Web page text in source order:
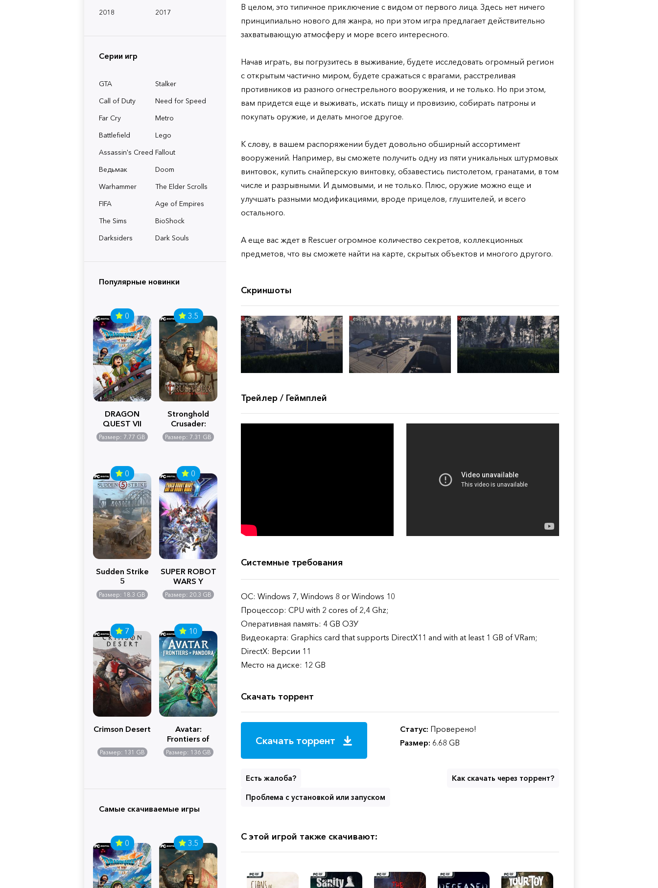
2018
2017
Серии игр
GTA
Stalker
Call of Duty
Need for Speed
Far Cry
Metro
Battlefield
Lego
Assassin's Creed Fallout
Ведьмак
Doom
Warhammer
The Elder Scrolls
FIFA
Age of Empires
The Sims
BioShock
Darksiders
Dark Souls
Популярные новинки
0
DRAGON
QUEST VII
Reimagined
Размер: 7.77 GB
3.5
Stronghold
Crusader:
Definitive
Edition
Размер: 7.31 GB
0
Sudden Strike
5
Размер: 18.3 GB
0
SUPER ROBOT
WARS Y
Размер: 20.3 GB
7
Crimson Desert
Размер: 131 GB
10
Avatar:
Frontiers of
Pandora
Размер: 136 GB
Самые скачиваемые игры
0 3.5
В целом, это типичное приключение с видом от первого лица. Здесь нет ничего
принципиально нового для жанра, но при этом игра предлагает действительно
захватывающую атмосферу и море всего интересного.
Начав играть, вы погрузитесь в выживание, будете исследовать огромный регион
с открытым частично миром, будете сражаться с врагами, расстреливая
противников из разного огнестрельного вооружения, и не только. Но при этом,
вам придется еще и выживать, искать пищу и провизию, собирать патроны и
покупать оружие, и делать многое другое.
К слову, в вашем распоряжении будет довольно обширный ассортимент
вооружений. Например, вы сможете получить одну из пяти уникальных штурмовых
винтовок, купить снайперскую винтовку, обзавестись пистолетом, гранатами, в том
числе и разрывными. И дымовыми, и не только. Плюс, оружие можно еще и
улучшать разными модификациями, вроде прицелов, глушителей, и всего
остального.
А еще вас ждет в Rescuer огромное количество секретов, коллекционных
предметов, что вы сможете найти на карте, скрытых объектов и многого другого.
Скриншоты
Трейлер / Геймплей
Системные требования
ОС: Windows 7, Windows 8 or Windows 10
Процессор: CPU with 2 cores of 2,4 Ghz;
Оперативная память: 4 GB ОЗУ
Видеокарта: Graphics card that supports DirectX11 and with at least 1 GB of VRam;
DirectX: Версии 11
Место на диске: 12 GB
Скачать торрент
Скачать торрент
Статус: Проверено!
Размер: 6.68 GB
Есть жалоба? Как скачать через торрент?
Проблема с установкой или запуском
С этой игрой также скачивают: